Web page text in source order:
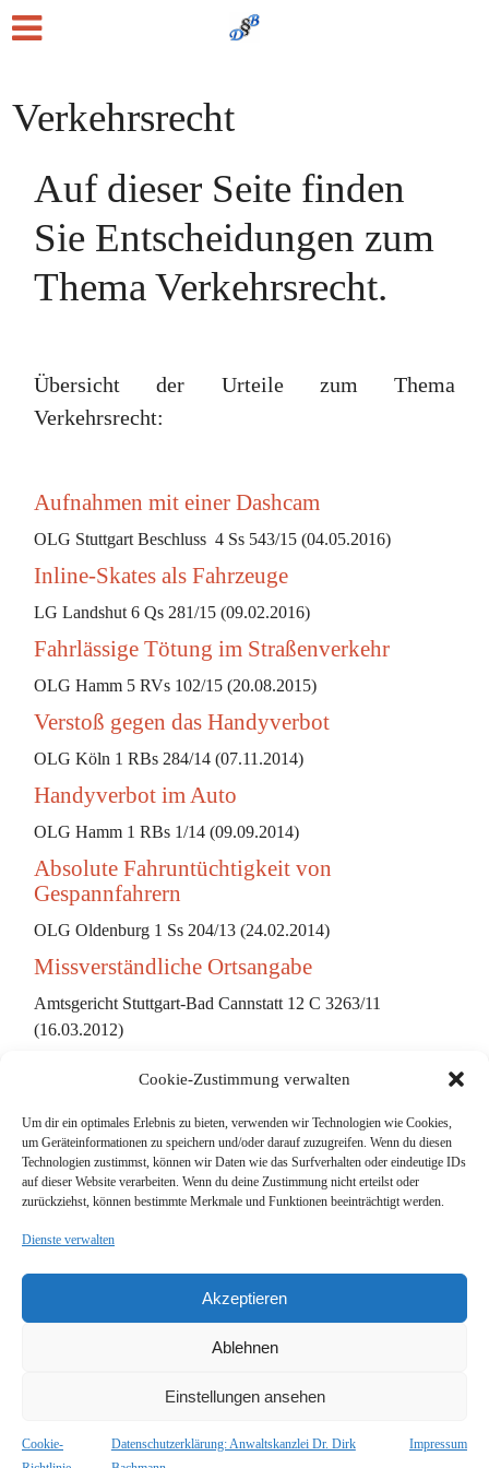
Cookie-Zustimmung verwalten
Um dir ein optimales Erlebnis zu bieten, verwenden wir Technologien wie Cookies,
um Geräteinformationen zu speichern und/oder darauf zuzugreifen. Wenn du diesen
Technologien zustimmst, können wir Daten wie das Surfverhalten oder eindeutige IDs
auf dieser Website verarbeiten. Wenn du deine Zustimmung nicht erteilst oder
zurückziehst, können bestimmte Merkmale und Funktionen beeinträchtigt werden.
Dienste verwalten
Akzeptieren
Ablehnen
Einstellungen ansehen
Cookie-
Datenschutzerklärung: Anwaltskanzlei Dr. Dirk
Impressum
Verkehrsrecht
Auf dieser Seite finden
Sie Entscheidungen zum
Thema Verkehrsrecht.
Übersicht der Urteile zum Thema
Verkehrsrecht:
Aufnahmen mit einer Dashcam
OLG Stuttgart Beschluss 4 Ss 543/15 (04.05.2016)
Inline-Skates als Fahrzeuge
LG Landshut 6 Qs 281/15 (09.02.2016)
Fahrlässige Tötung im Straßenverkehr
OLG Hamm 5 RVs 102/15 (20.08.2015)
Verstoß gegen das Handyverbot
OLG Köln 1 RBs 284/14 (07.11.2014)
Handyverbot im Auto
OLG Hamm 1 RBs 1/14 (09.09.2014)
Absolute Fahruntüchtigkeit von
Gespannfahrern
OLG Oldenburg 1 Ss 204/13 (24.02.2014)
Missverständliche Ortsangabe
Amtsgericht Stuttgart-Bad Cannstatt 12 C 3263/11
(16.03.2012)
Suche
Cookie-Richtlinie (EU)